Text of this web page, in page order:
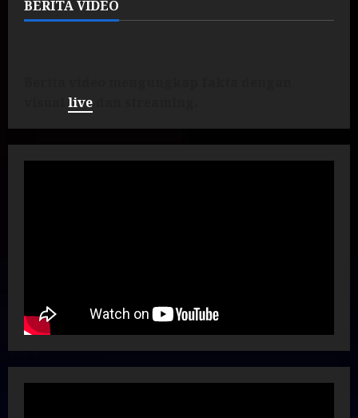
BERITA VIDEO
live